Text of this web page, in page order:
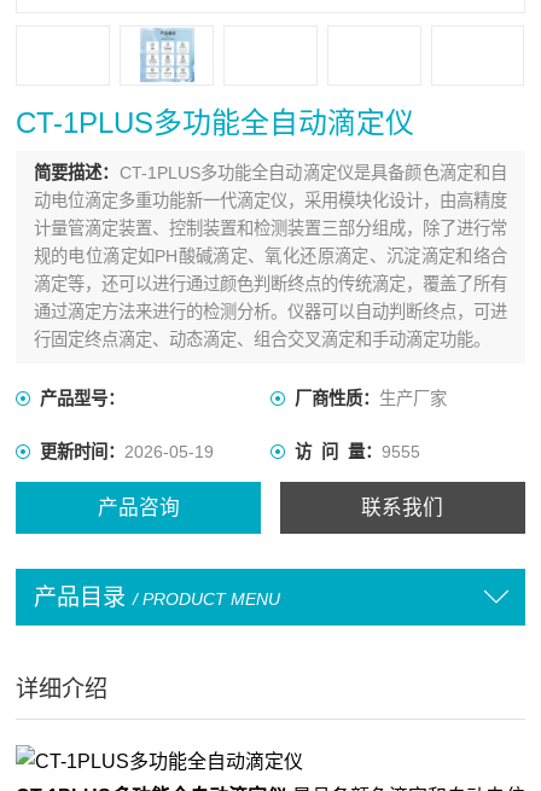
CT-1PLUS多功能全自动滴定仪
简要描述： CT-1PLUS多功能全自动滴定仪是具备颜色滴定和自
动电位滴定多重功能新一代滴定仪，采用模块化设计，由高精度
计量管滴定装置、控制装置和检测装置三部分组成，除了进行常
规的电位滴定如PH酸碱滴定、氧化还原滴定、沉淀滴定和络合
滴定等，还可以进行通过颜色判断终点的传统滴定，覆盖了所有
通过滴定方法来进行的检测分析。仪器可以自动判断终点，可进
行固定终点滴定、动态滴定、组合交叉滴定和手动滴定功能。
产品型号： 厂商性质： 生产厂家
更新时间：2026-05-19 访 问 量： 9555
产品咨询 联系我们
产品目录 / PRODUCT MENU
详细介绍